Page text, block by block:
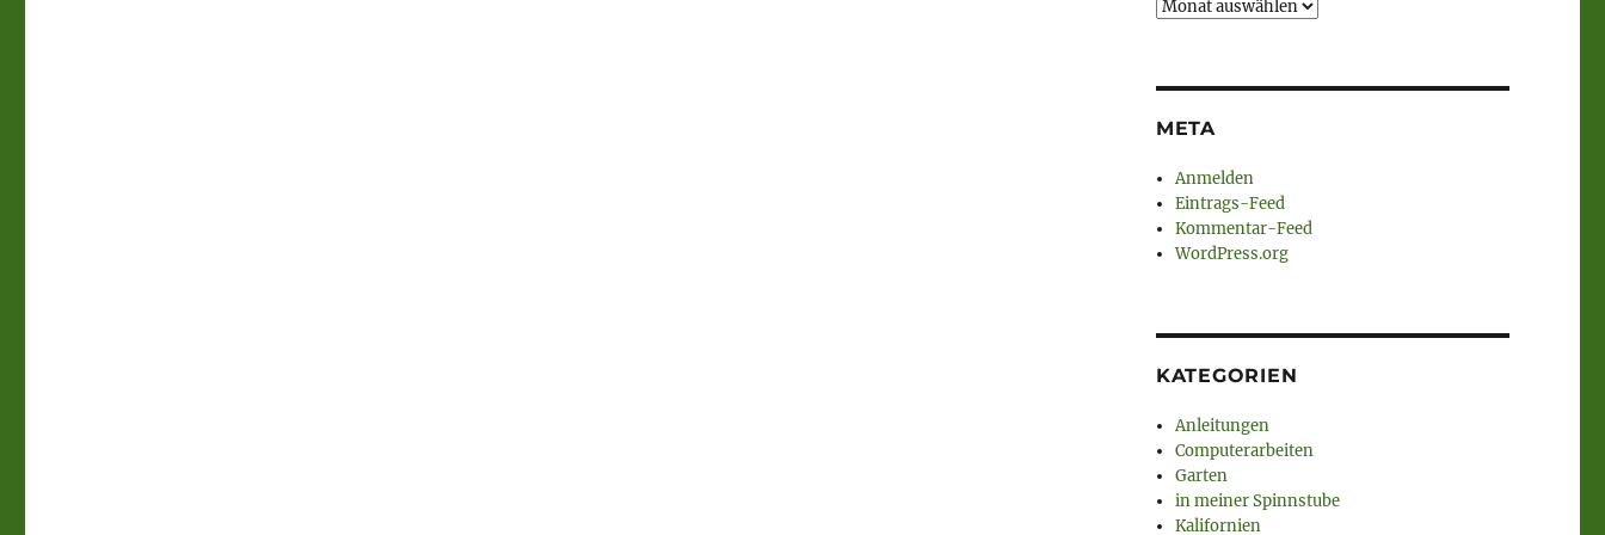
Archiv
META
Anmelden
Eintrags-Feed
Kommentar-Feed
WordPress.org
KATEGORIEN
Anleitungen
Computerarbeiten
Garten
in meiner Spinnstube
Kalifornien